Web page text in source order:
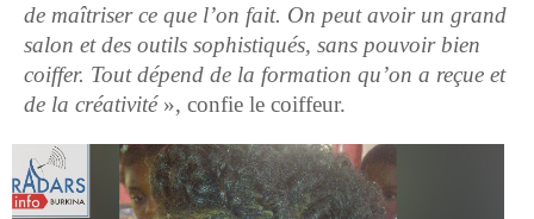
de maîtriser ce que l’on fait. On peut avoir un grand
salon et des outils sophistiqués, sans pouvoir bien
coiffer. Tout dépend de la formation qu’on a reçue et
de la créativité », confie le coiffeur.